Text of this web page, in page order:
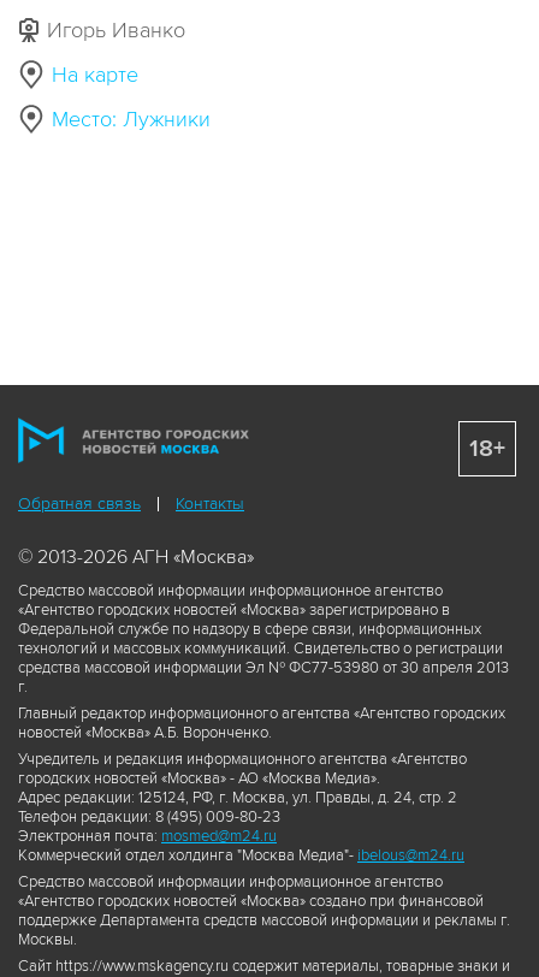
Игорь Иванко
На карте
Место: Лужники
Обратная связь Контакты
© 2013-2026 АГН «Москва»
Средство массовой информации информационное агентство
«Агентство городских новостей «Москва» зарегистрировано в
Федеральной службе по надзору в сфере связи, информационных
технологий и массовых коммуникаций. Свидетельство о регистрации
средства массовой информации Эл № ФС77-53980 от 30 апреля 2013
г.
Главный редактор информационного агентства «Агентство городских
новостей «Москва» А.Б. Воронченко.
Учредитель и редакция информационного агентства «Агентство
городских новостей «Москва» - АО «Москва Медиа».
Адрес редакции: 125124, РФ, г. Москва, ул. Правды, д. 24, стр. 2
Телефон редакции: 8 (495) 009-80-23
Электронная почта: mosmed@m24.ru
Коммерческий отдел холдинга "Москва Медиа"- ibelous@m24.ru
Средство массовой информации информационное агентство
«Агентство городских новостей «Москва» создано при финансовой
поддержке Департамента средств массовой информации и рекламы г.
Москвы.
Сайт https://www.mskagency.ru содержит материалы, товарные знаки и
18+